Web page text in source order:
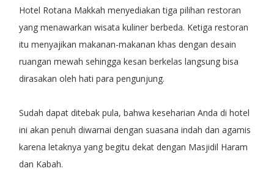
Hotel Rotana Makkah menyediakan tiga pilihan restoran
yang menawarkan wisata kuliner berbeda. Ketiga restoran
itu menyajikan makanan-makanan khas dengan desain
ruangan mewah sehingga kesan berkelas langsung bisa
dirasakan oleh hati para pengunjung.
Sudah dapat ditebak pula, bahwa keseharian Anda di hotel
ini akan penuh diwarnai dengan suasana indah dan agamis
karena letaknya yang begitu dekat dengan Masjidil Haram
dan Kabah.